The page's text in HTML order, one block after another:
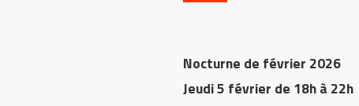
Nocturne de février 2026
Jeudi 5 février de 18h à 22h